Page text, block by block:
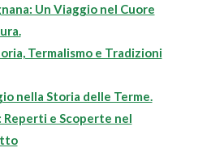
Un Viaggio nel Cuore
Termalismo e Tradizioni
nella Storia delle Terme.
Reperti e Scoperte nel